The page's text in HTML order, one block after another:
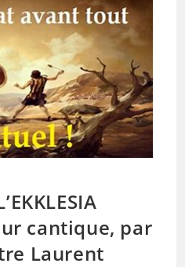
cantique, par
Laurent